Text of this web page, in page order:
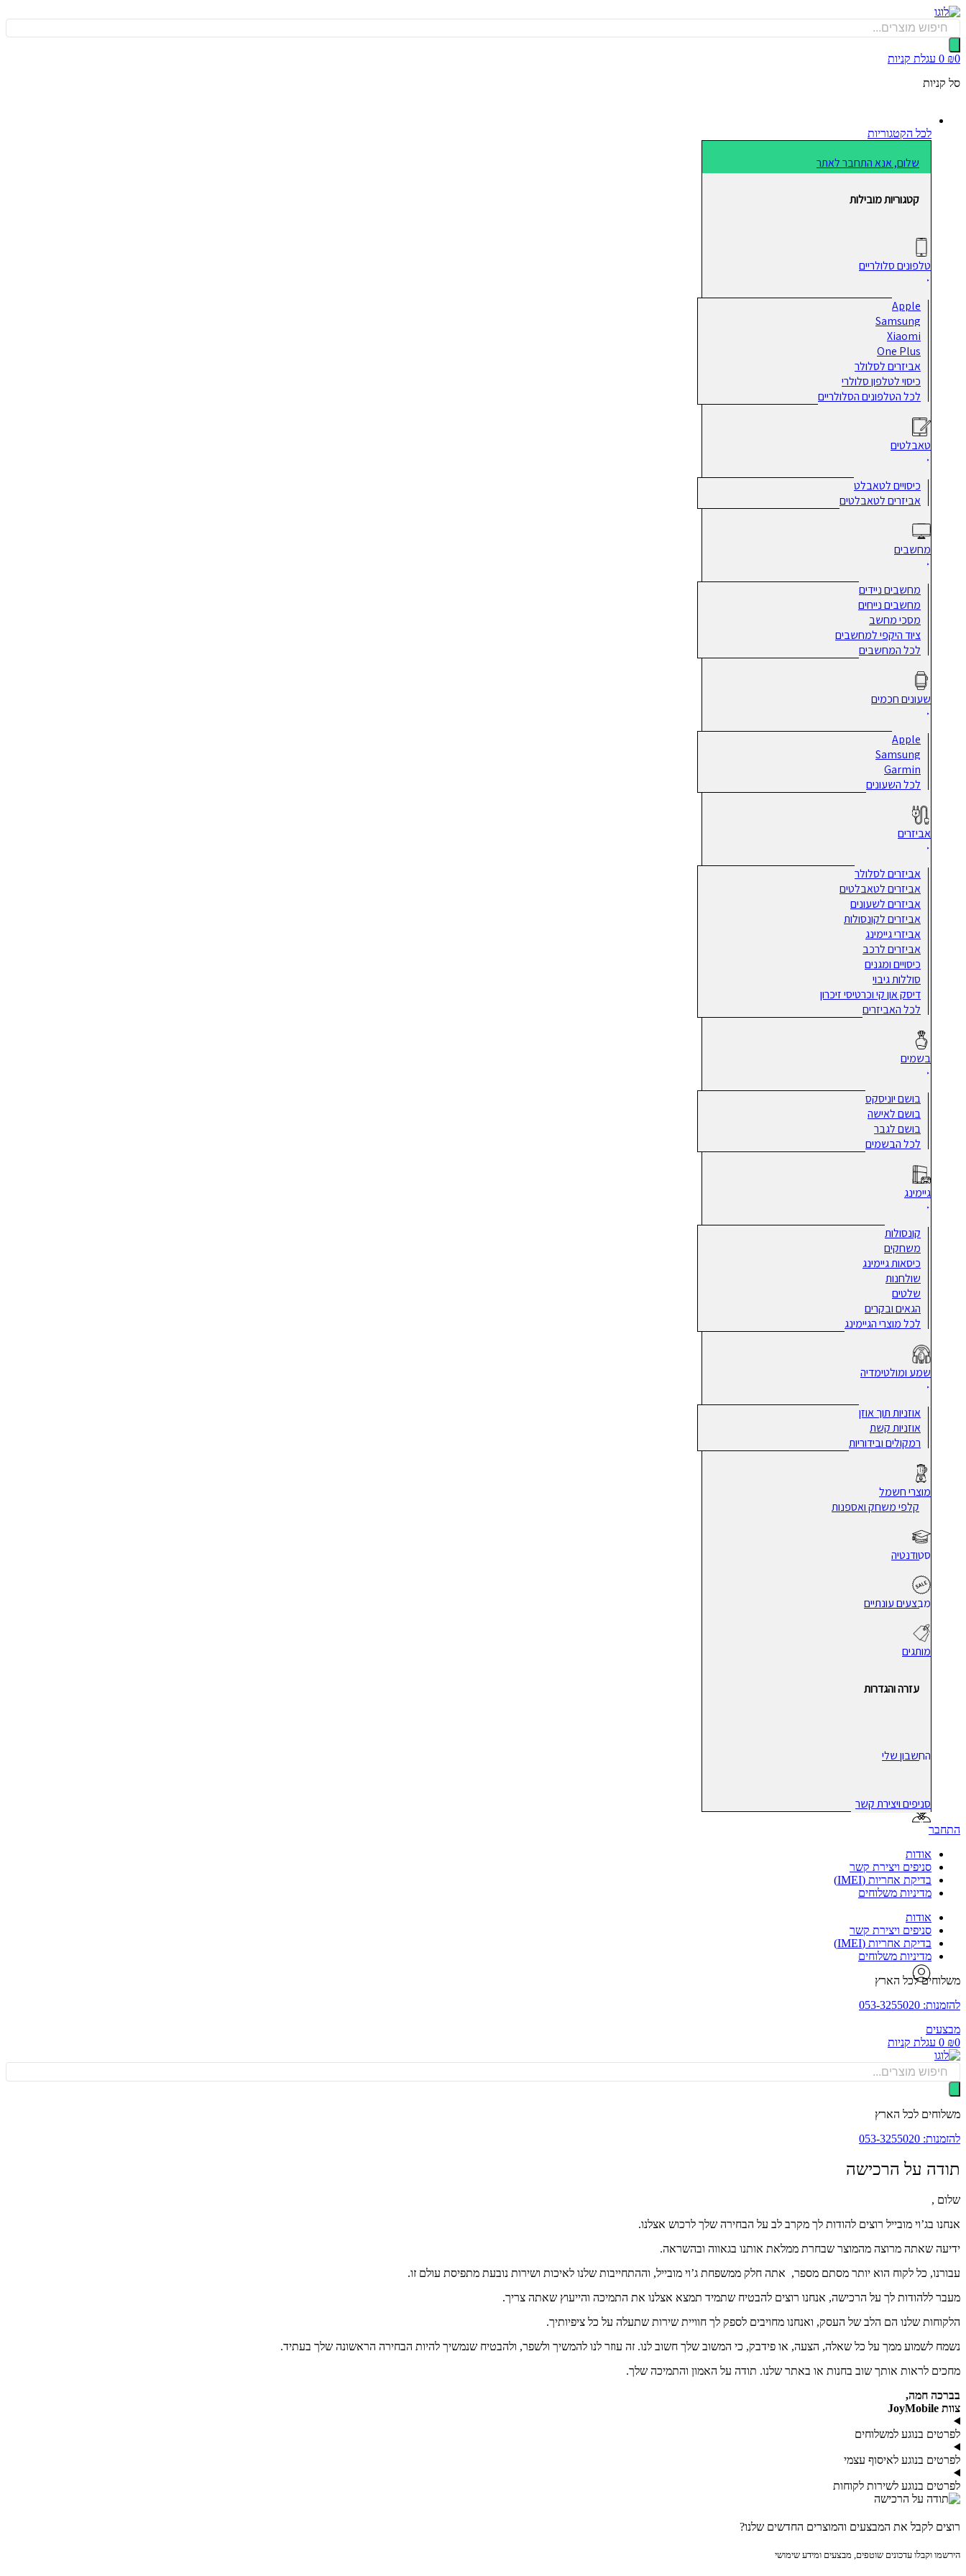
דלג
לתוכן
Products
search
₪0
0 עגלת קניות
סל קניות
לכל הקטגוריות
שלום, אנא התחבר לאתר
קטגוריות מובילות
טלפונים סלולריים
Apple
Samsung
Xiaomi
One Plus
אביזרים לסלולר
כיסוי לטלפון סלולרי
לכל הטלפונים הסלולריים
טאבלטים
כיסויים לטאבלט
אביזרים לטאבלטים
מחשבים
מחשבים ניידים
מחשבים נייחים
מסכי מחשב
ציוד היקפי למחשבים
לכל המחשבים
שעונים חכמים
Apple
Samsung
Garmin
לכל השעונים
אביזרים
אביזרים לסלולר
אביזרים לטאבלטים
אביזרים לשעונים
אביזרים לקונסולות
אביזרי גיימינג
אביזרים לרכב
כיסויים ומגנים
סוללות גיבוי
דיסק און קי וכרטיסי זיכרון
לכל האביזרים
בשמים
בושם יוניסקס
בושם לאישה
בושם לגבר
לכל הבשמים
גיימינג
קונסולות
משחקים
כיסאות גיימינג
שולחנות
שלטים
הגאים ובקרים
לכל מוצרי הגיימינג
שמע ומולטימדיה
אוזניות תוך אוזן
אוזניות קשת
רמקולים ובידוריות
מוצרי חשמל
קלפי משחק ואספנות
סטודנטיה
מבצעים עונתיים
מותגים
עזרה והגדרות
החשבון שלי
סניפים ויצירת קשר
התחבר
אודות
סניפים ויצירת קשר
בדיקת אחריות (IMEI)
מדיניות משלוחים
אודות
סניפים ויצירת קשר
בדיקת אחריות (IMEI)
מדיניות משלוחים
משלוחים לכל הארץ
להזמנות: 053-3255020
מבצעים
₪0
0 עגלת קניות
Products
search
משלוחים לכל הארץ
להזמנות: 053-3255020
תודה על הרכישה
שלום ,
אנחנו בג’וי מובייל רוצים להודות לך מקרב לב על הבחירה שלך לרכוש אצלנו.
ידיעה שאתה מרוצה מהמוצר שבחרת ממלאת אותנו בגאווה ובהשראה.
עבורנו, כל לקוח הוא יותר מסתם מספר, אתה חלק ממשפחת ג’וי מובייל, וההתחייבות שלנו לאיכות ושירות נובעת מתפיסת עולם זו.
מעבר ללהודות לך על הרכישה, אנחנו רוצים להבטיח שתמיד תמצא אצלנו את התמיכה והייעוץ שאתה צריך.
הלקוחות שלנו הם הלב של העסק, ואנחנו מחויבים לספק לך חוויית שירות שתעלה על כל ציפיותיך.
נשמח לשמוע ממך על כל שאלה, הצעה, או פידבק, כי המשוב שלך חשוב לנו. זה עוזר לנו להמשיך ולשפר, ולהבטיח שנמשיך להיות הבחירה הראשונה שלך בעתיד.
מחכים לראות אותך שוב בחנות או באתר שלנו. תודה על האמון והתמיכה שלך.
בברכה חמה,
צוות JoyMobile
לפרטים בנוגע למשלוחים
לפרטים בנוגע לאיסוף עצמי
לפרטים בנוגע לשירות לקוחות
רוצים לקבל את המבצעים והמוצרים החדשים שלנו?
הירשמו וקבלו עדכונים שוטפים, מבצעים ומידע שימושי